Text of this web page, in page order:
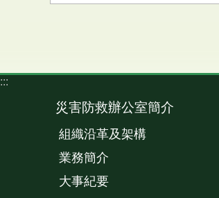
:::
災害防救辦公室簡介
組織沿革及架構
業務簡介
大事紀要